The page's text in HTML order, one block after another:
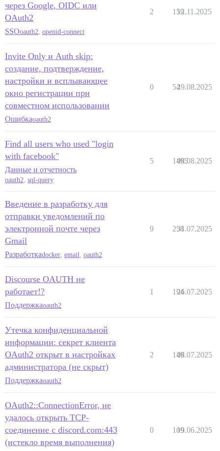
через Google, OIDC или
OAuth2
SSOoauth2 openid-connect
2 159
12.11.2025
Invite Only и Auth skip:
создание, подтверждение,
настройки и всплывающее
окно регистрации при
совместном использовании
Ошибкаoauth2
0 5429.08.2025
Find all users who used "login
with facebook"
Данные и отчетность
oauth2, sql-query
5 1495
08.08.2025
Введение в разработку для
отправки уведомлений по
электронной почте через
Gmail
Разработкаdocker email oauth2
9 258
31.07.2025
Discourse OAUTH не
работает!?
Поддержкаoauth2
1 194
26.07.2025
Утечка конфиденциальной
информации: секрет клиента
OAuth2 открыт в настройках
администратора (не скрыт)
Поддержкаoauth2
2 149
08.07.2025
OAuth2::ConnectionError, не
удалось открыть TCP-
соединение с discord.com:443
(истекло время выполнения)
0 109
19.06.2025